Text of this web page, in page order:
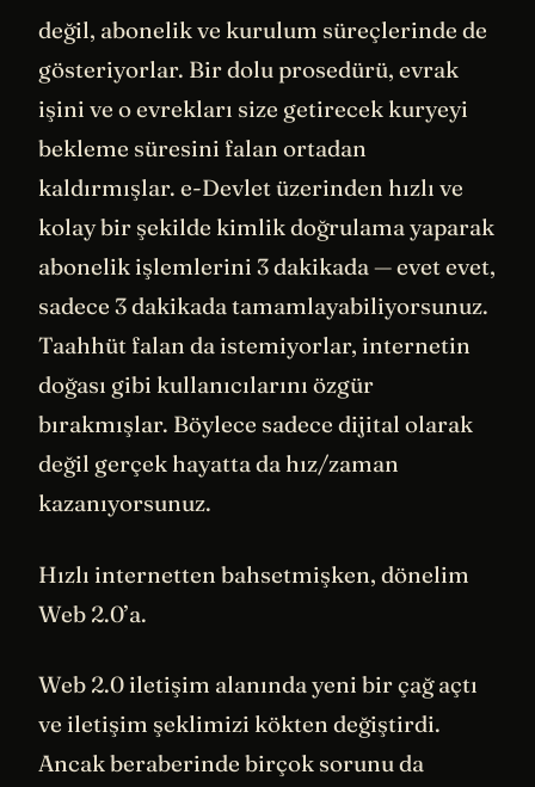
değil, abonelik ve kurulum süreçlerinde de
gösteriyorlar. Bir dolu prosedürü, evrak
işini ve o evrekları size getirecek kuryeyi
bekleme süresini falan ortadan
kaldırmışlar. e-Devlet üzerinden hızlı ve
kolay bir şekilde kimlik doğrulama yaparak
abonelik işlemlerini 3 dakikada — evet evet,
sadece 3 dakikada tamamlayabiliyorsunuz.
Taahhüt falan da istemiyorlar, internetin
doğası gibi kullanıcılarını özgür
bırakmışlar. Böylece sadece dijital olarak
değil gerçek hayatta da hız/zaman
kazanıyorsunuz.
Hızlı internetten bahsetmişken, dönelim
Web 2.0’a.
Web 2.0 iletişim alanında yeni bir çağ açtı
ve iletişim şeklimizi kökten değiştirdi.
Ancak beraberinde birçok sorunu da